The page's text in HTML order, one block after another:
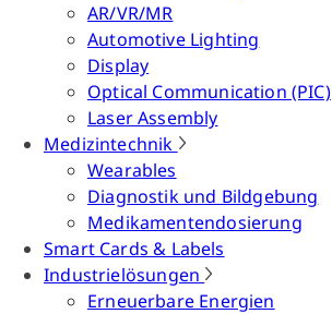
AR/VR/MR
Automotive Lighting
Display
Optical Communication (PIC)
Laser Assembly
Medizintechnik
Wearables
Diagnostik und Bildgebung
Medikamentendosierung
Smart Cards & Labels
Industrielösungen
Erneuerbare Energien